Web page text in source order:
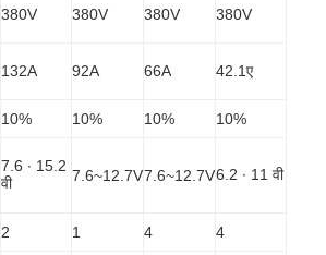
380V 380V 380V 380V
132A 92A 66A 42.1ए
10% 10% 10%
10%
7.6 ∙ 15.2
वी
7.6~12.7V7.6~12.7V6.2 ∙ 11 वी
2 1 4
4